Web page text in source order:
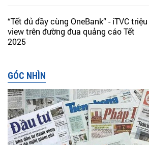
“Tết đủ đầy cùng OneBank” - iTVC triệu
view trên đường đua quảng cáo Tết
2025
GÓC NHÌN